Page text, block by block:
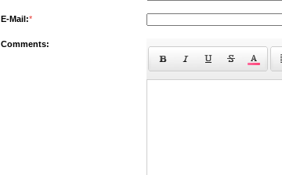
E-Mail:*
Comments: